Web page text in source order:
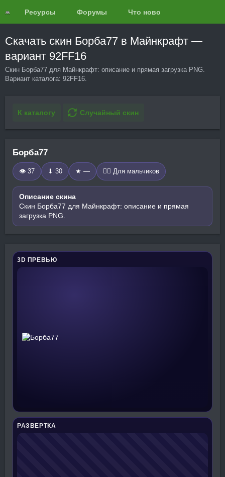
Ресурсы Форумы Что нового?
Скачать скин Борба77 в Майнкрафт —
вариант 92FF16
Скин Борба77 для Майнкрафт: описание и прямая загрузка PNG.
Вариант каталога: 92FF16.
К каталогу Случайный скин
Борба77
👁 37 ⬇ 30 ★ — 🧍‍♂️ Для мальчиков
Описание скина
Скин Борба77 для Майнкрафт: описание и прямая
загрузка PNG.
3D ПРЕВЬЮ
РАЗВЕРТКА